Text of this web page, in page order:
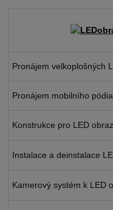
Pronájem velkoplošných
Pronájem mobilního pódia
Konstrukce pro LED
Instalace a deinstalace
Kamerový systém k LED